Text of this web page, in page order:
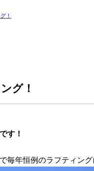
！
グ！
す！
毎年恒例のラフティング